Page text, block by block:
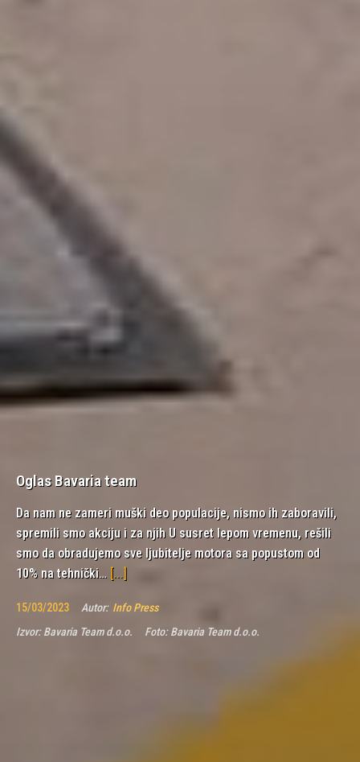
Oglas Bavaria team
Da nam ne zameri muški deo populacije, nismo ih zaboravili,
spremili smo akciju i za njih U susret lepom vremenu, rešili
smo da obradujemo sve ljubitelje motora sa popustom od
10% na tehnički… [...]
15/03/2023 Autor: Info Press
Izvor:Bavaria Team d.o.o. Foto:Bavaria Team d.o.o.